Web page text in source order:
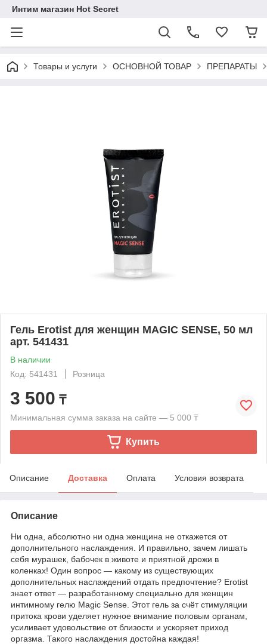
Интим магазин Hot Secret
Товары и услуги ОСНОВНОЙ ТОВАР ПРЕПАРАТЫ
Гель Erotist для женщин MAGIC SENSE, 50 мл
арт. 541431
В наличии
Код: 541431
Розница
3 500 ₸
Минимальная сумма заказа на сайте — 5 000 ₸
Купить
Описание Доставка Оплата Условия возврата
Описание
Ни одна, абсолютно ни одна женщина не откажется от
дополнительного наслаждения. И правильно, зачем лишать
себя мурашек, бабочек в животе и приятной дрожи в
коленках! Один вопрос — какому из существующих
дополнительных наслаждений отдать предпочтение? Erotist
знает ответ — разработанному специально для женщин
интимному гелю Magic Sense. Этот гель за счёт стимуляции
притока крови уделяет нужное внимание половым органам,
усиливает удовольствие от близости и ускоряет приход
оргазма. Такого наслаждения достойна каждая!